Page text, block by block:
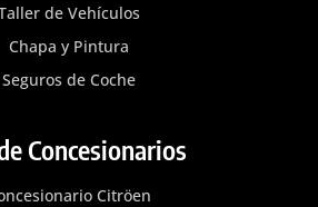
de Vehículos
Chapa y Pintura
Seguros de Coche
Concesionarios
Citröen